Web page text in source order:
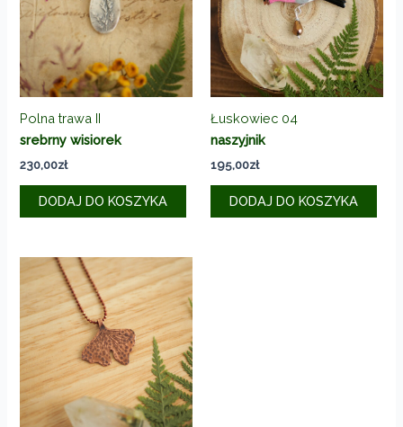
Polna trawa II
srebrny wisiorek
230,00zł
DODAJ DO KOSZYKA
Łuskowiec 04
naszyjnik
195,00zł
DODAJ DO KOSZYKA